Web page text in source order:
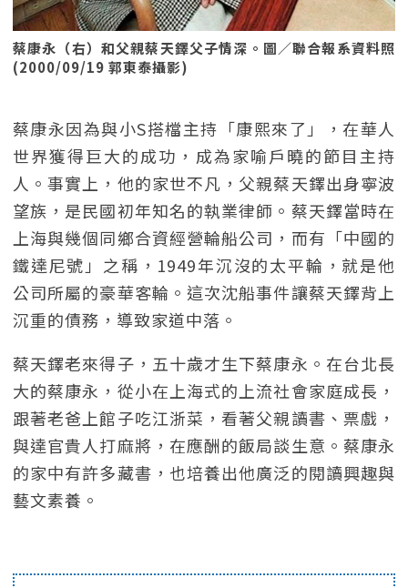
蔡康永（右）和父親蔡天鐸父子情深。圖／聯合報系資料照
(2000/09/19 郭東泰攝影)
蔡康永因為與小S搭檔主持「康熙來了」，在華人
世界獲得巨大的成功，成為家喻戶曉的節目主持
人。事實上，他的家世不凡，父親蔡天鐸出身寧波
望族，是民國初年知名的執業律師。蔡天鐸當時在
上海與幾個同鄉合資經營輪船公司，而有「中國的
鐵達尼號」之稱，1949年沉沒的太平輪，就是他
公司所屬的豪華客輪。這次沈船事件讓蔡天鐸背上
沉重的債務，導致家道中落。
蔡天鐸老來得子，五十歲才生下蔡康永。在台北長
大的蔡康永，從小在上海式的上流社會家庭成長，
跟著老爸上館子吃江浙菜，看著父親讀書、票戲，
與達官貴人打麻將，在應酬的飯局談生意。蔡康永
的家中有許多藏書，也培養出他廣泛的閱讀興趣與
藝文素養。